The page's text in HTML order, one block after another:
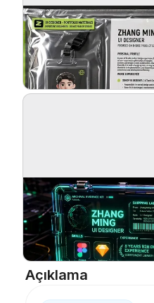
İndir
Blog
Açıklama